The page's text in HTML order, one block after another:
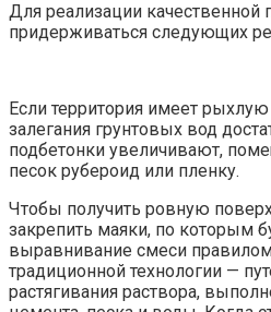
Для реализации качественной
придерживаться следующих
Если территория имеет
залегания грунтовых вод
подбетонки увеличивают,
песок рубероид или пленку.
Чтобы получить ровную
закрепить маяки, по которым
выравнивание смеси
традиционной технологии —
растягивания раствора,